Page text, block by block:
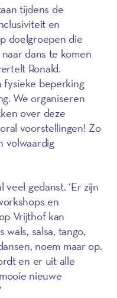
tijdens de
en
doelgroepen die
dans te komen
Ronald.
fysieke beperking
We organiseren
over deze
voorstellingen! Zo
volwaardig
gedanst. ‘Er zijn
en
Vrijthof kan
salsa, tango,
noem maar op.
en er uit alle
nieuwe